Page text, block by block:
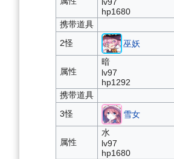
lv97
hp1680
携带道具
2怪
巫妖
属性
暗
lv97
hp1292
携带道具
3怪
雪女
属性
水
lv97
hp1680